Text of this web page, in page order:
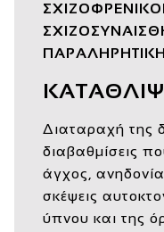
Διαταραχή της
διαβαθμίσεις
άγχος,
σκέψεις
ύπνου και της